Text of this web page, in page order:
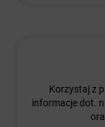
Korzystaj z
informacje dot.